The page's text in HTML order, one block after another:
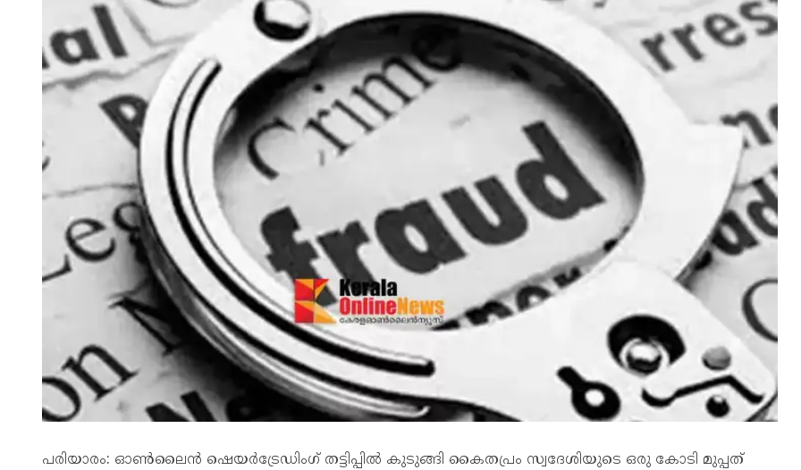
പരിയാരം: ഓണ്‍ലൈന്‍ ഷെയര്‍ട്രേഡിംഗ് തട്ടിപ്പില്‍ കുടുങ്ങി കൈതപ്രം സ്വദേശിയുടെ ഒരു കോടി മുപ്പത്